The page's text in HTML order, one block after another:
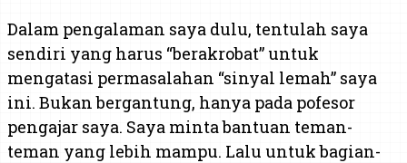
Dalam pengalaman saya dulu, tentulah saya
sendiri yang harus “berakrobat” untuk
mengatasi permasalahan “sinyal lemah” saya
ini. Bukan bergantung, hanya pada pofesor
pengajar saya. Saya minta bantuan teman-
teman yang lebih mampu. Lalu untuk bagian-